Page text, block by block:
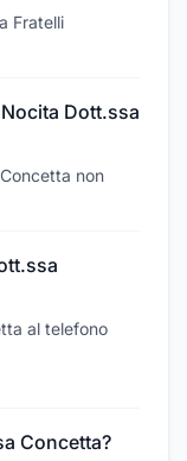
Fratelli
Dott.ssa
non
al telefono
Concetta?